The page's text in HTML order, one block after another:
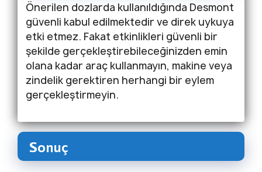
Önerilen dozlarda kullanıldığında Desmont
güvenli kabul edilmektedir ve direk uykuya
etki etmez. Fakat etkinlikleri güvenli bir
şekilde gerçekleştirebileceğinizden emin
olana kadar araç kullanmayın, makine veya
zindelik gerektiren herhangi bir eylem
gerçekleştirmeyin.
Sonuç